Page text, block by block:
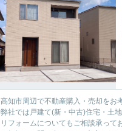
高知市周辺で不動産購入・売却をお
弊社では戸建て(新・中古)住宅・土
リフォームについてもご相談承って